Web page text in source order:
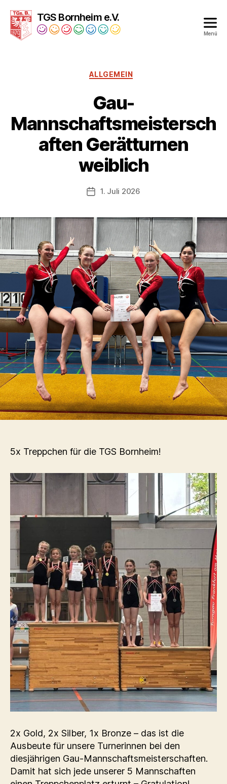
TGS Bornheim e.V.
Menü
Kategorien
ALLGEMEIN
Gau-
Mannschaftsmeistersch
aften Gerätturnen
weiblich
Veröffentlichungsdatum
1. Juli 2026
5x Treppchen für die TGS Bornheim!
2x Gold, 2x Silber, 1x Bronze – das ist die
Ausbeute für unsere Turnerinnen bei den
diesjährigen Gau-Mannschaftsmeisterschaften.
Damit hat sich jede unserer 5 Mannschaften